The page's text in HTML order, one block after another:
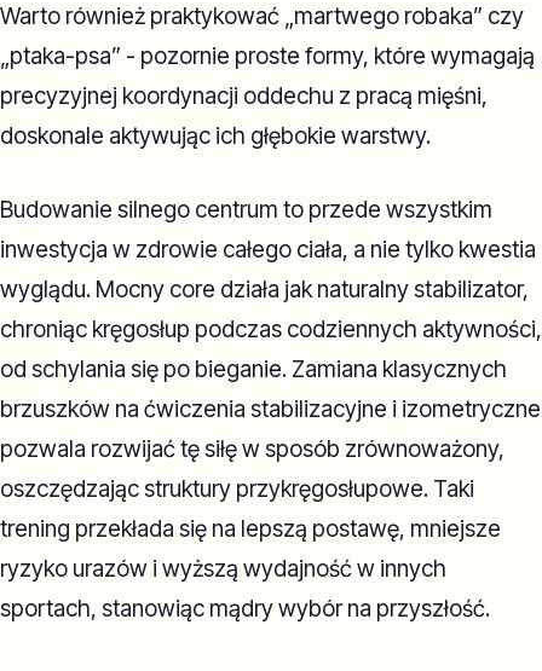
Warto również praktykować „martwego robaka” czy
„ptaka-psa” - pozornie proste formy, które wymagają
precyzyjnej koordynacji oddechu z pracą mięśni,
doskonale aktywując ich głębokie warstwy.
Budowanie silnego centrum to przede wszystkim
inwestycja w zdrowie całego ciała, a nie tylko kwestia
wyglądu. Mocny core działa jak naturalny stabilizator,
chroniąc kręgosłup podczas codziennych aktywności,
od schylania się po bieganie. Zamiana klasycznych
brzuszków na ćwiczenia stabilizacyjne i izometryczne
pozwala rozwijać tę siłę w sposób zrównoważony,
oszczędzając struktury przykręgosłupowe. Taki
trening przekłada się na lepszą postawę, mniejsze
ryzyko urazów i wyższą wydajność w innych
sportach, stanowiąc mądry wybór na przyszłość.